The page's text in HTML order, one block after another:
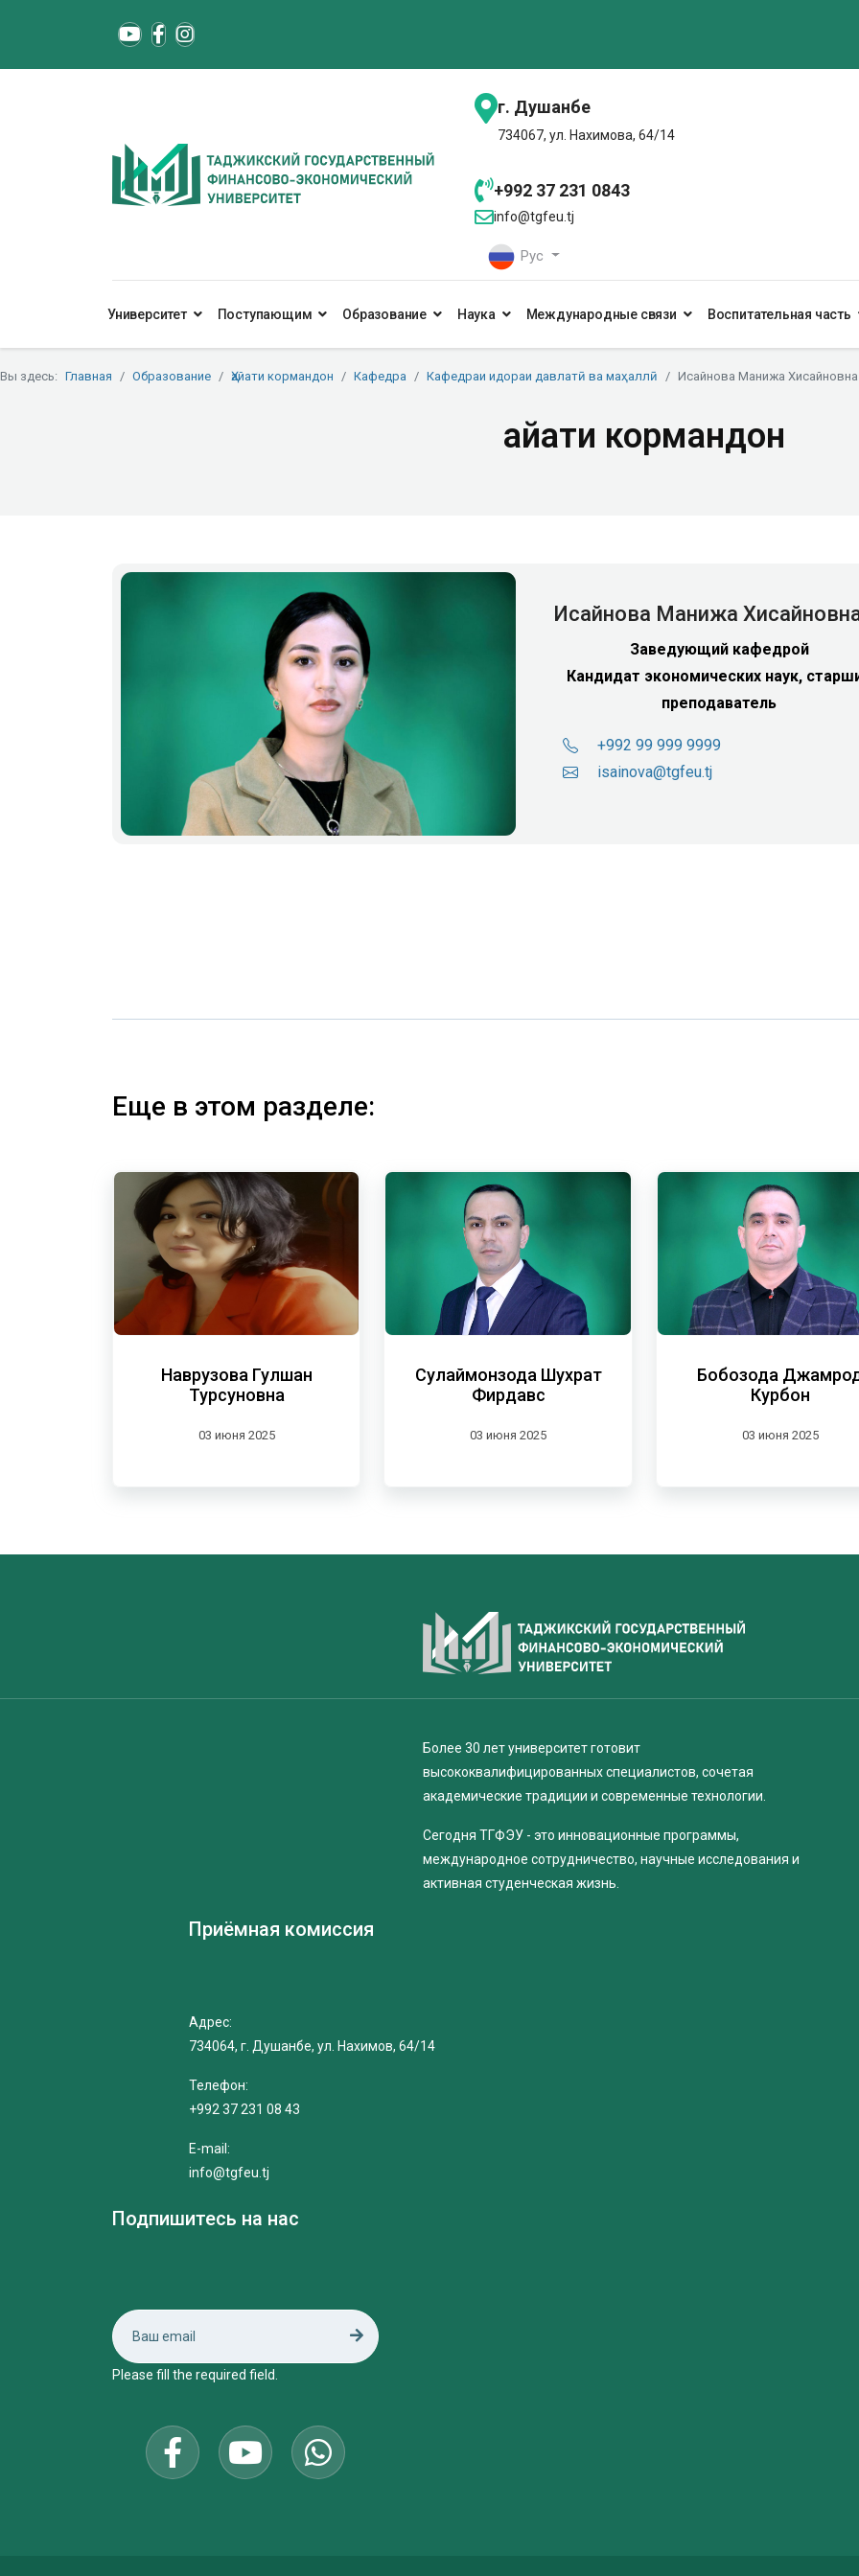
г. Душанбе
734067, ул. Нахимова, 64/14
+992 37 231 0843
info@tgfeu.tj
Рус
Университет Поступающим Образование Наука Международные связи Воспитательная часть
Вы здесь: Главная Образование Ҳайати кормандон Кафедра Кафедраи идораи давлатӣ ва маҳаллӣ Исайнова Манижа Хисайновна
Ҳайати кормандон
Исайнова Манижа
Заведующий кафедрой
Кандидат экономических наук,
преподаватель
+992 99 999 9999
isainova@tgfeu.tj
Еще в этом разделе:
Наврузова Гулшан
Турсуновна
03 июня 2025
Сулаймонзода Шухрат
Фирдавс
03 июня 2025
Бобозода
Курбон
03 июня 2025
Более 30 лет университет готовит
высококвалифицированных специалистов, сочетая
академические традиции и современные технологии.
Сегодня ТГФЭУ - это инновационные программы,
международное сотрудничество, научные исследования и
активная студенческая жизнь.
Приёмная комиссия
Адрес:
734064, г. Душанбе, ул. Нахимов, 64/14
Телефон:
+992 37 231 08 43
E-mail:
info@tgfeu.tj
Подпишитесь на нас
Please fill the required field.